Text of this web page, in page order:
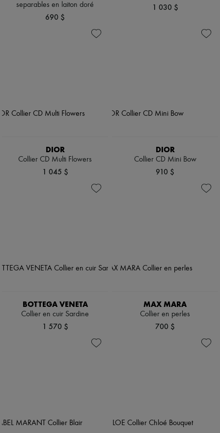
separables en laiton doré
690 $
1 030 $
DIOR
Collier CD Multi Flowers
1 045 $
DIOR
Collier CD Mini Bow
910 $
BOTTEGA VENETA
Collier en cuir Sardine
1 570 $
MAX MARA
Collier en perles
700 $